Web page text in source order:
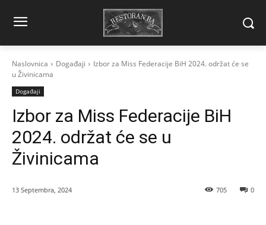
Naslovnica Događaji
Izbor za Miss Federacije BiH 2024. održat će se
u Živinicama
Događaji
Izbor za Miss Federacije BiH
2024. održat će se u
Živinicama
13 Septembra, 2024 0
705